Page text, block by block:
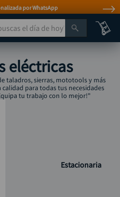
por WhatsApp
el día de hoy?
eléctricas
taladros, sierras, mototools y más
para todas tus necesidades
tu trabajo con lo mejor!"
Estacionaria